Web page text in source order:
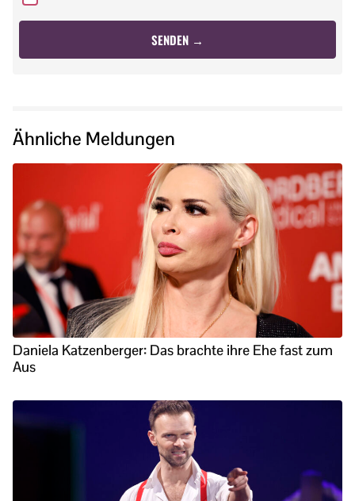
Ähnliche Meldungen
Daniela Katzenberger: Das brachte ihre Ehe fast zum
Aus